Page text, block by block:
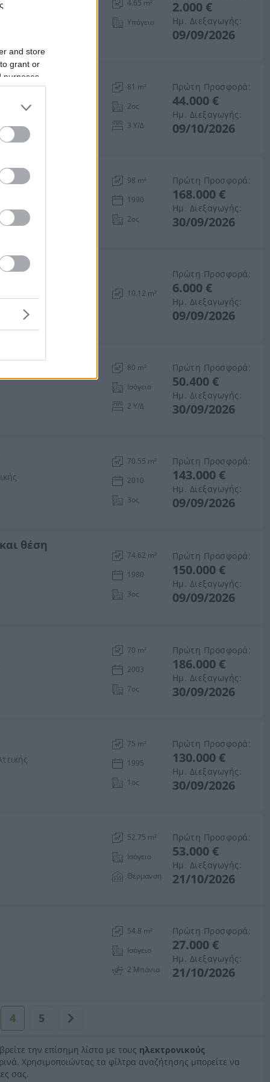
and store
grant or
purposes
Αττικής
4.65 m²
Υπόγειο
2.000 €
Ημ. Διεξαγωγής:
09/09/2026
81 m²
2ος
3 Υ/Δ
Πρώτη Προσφορά:
44.000 €
Ημ. Διεξαγωγής:
09/10/2026
98 m²
1990
2ος
Πρώτη Προσφορά:
168.000 €
Ημ. Διεξαγωγής:
30/09/2026
10.12 m²
Πρώτη Προσφορά:
6.000 €
Ημ. Διεξαγωγής:
09/09/2026
80 m²
Ισόγειο
2 Υ/Δ
Πρώτη Προσφορά:
50.400 €
Ημ. Διεξαγωγής:
30/09/2026
70.55 m²
2010
3ος
Πρώτη Προσφορά:
143.000 €
Ημ. Διεξαγωγής:
09/09/2026
θέση
74.62 m²
1980
3ος
Πρώτη Προσφορά:
150.000 €
Ημ. Διεξαγωγής:
09/09/2026
70 m²
2003
7ος
Πρώτη Προσφορά:
186.000 €
Ημ. Διεξαγωγής:
30/09/2026
75 m²
1995
1ος
Πρώτη Προσφορά:
130.000 €
Ημ. Διεξαγωγής:
30/09/2026
52.75 m²
Ισόγειο
Θέρμανση
Πρώτη Προσφορά:
53.000 €
Ημ. Διεξαγωγής:
21/10/2026
54.8 m²
Ισόγειο
2 Μπάνια
Πρώτη Προσφορά:
27.000 €
Ημ. Διεξαγωγής:
21/10/2026
4 5
την επίσημη λίστα με τους ηλεκτρονικούς
Χρησιμοποιώντας τα φίλτρα αναζήτησης μπορείτε να
σας.